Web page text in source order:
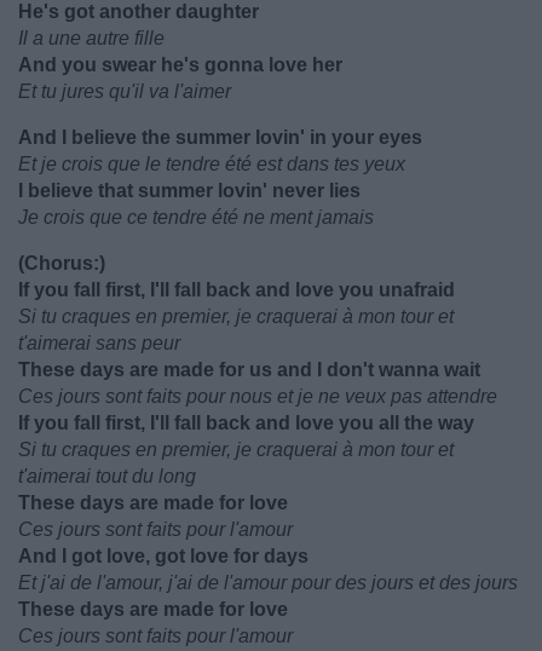
He's got another daughter
Il a une autre fille
And you swear he's gonna love her
Et tu jures qu'il va l'aimer
And I believe the summer lovin' in your eyes
Et je crois que le tendre été est dans tes yeux
I believe that summer lovin' never lies
Je crois que ce tendre été ne ment jamais
(Chorus:)
If you fall first, I'll fall back and love you unafraid
Si tu craques en premier, je craquerai à mon tour et
t'aimerai sans peur
These days are made for us and I don't wanna wait
Ces jours sont faits pour nous et je ne veux pas attendre
If you fall first, I'll fall back and love you all the way
Si tu craques en premier, je craquerai à mon tour et
t'aimerai tout du long
These days are made for love
Ces jours sont faits pour l'amour
And I got love, got love for days
Et j'ai de l'amour, j'ai de l'amour pour des jours et des jours
These days are made for love
Ces jours sont faits pour l'amour